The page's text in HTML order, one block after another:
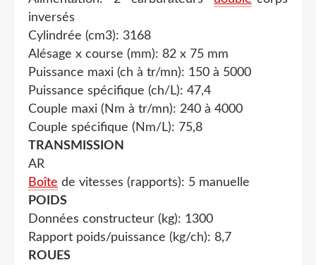
inversés
Cylindrée (cm3): 3168
Alésage x course (mm): 82 x 75 mm
Puissance maxi (ch à tr/mn): 150 à 5000
Puissance spécifique (ch/L): 47,4
Couple maxi (Nm à tr/mn): 240 à 4000
Couple spécifique (Nm/L): 75,8
TRANSMISSION
AR
Boîte de vitesses (rapports): 5 manuelle
POIDS
Données constructeur (kg): 1300
Rapport poids/puissance (kg/ch): 8,7
ROUES